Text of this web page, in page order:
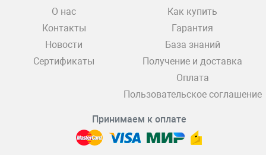
О нас
Контакты
Новости
Сертификаты
Как купить
Гарантия
База знаний
Получение и доставка
Оплата
Пользовательское соглашение
Принимаем к оплате